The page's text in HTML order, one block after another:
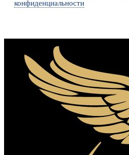
конфиденциальности